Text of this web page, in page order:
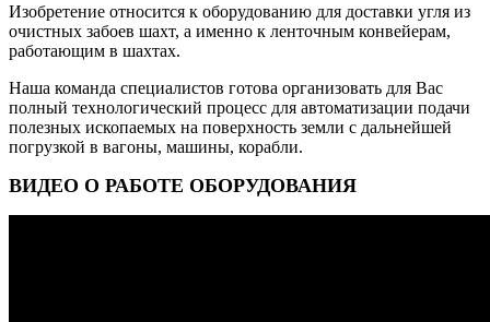
Изобретение относится к оборудованию для доставки угля из
очистных забоев шахт, а именно к ленточным конвейерам,
работающим в шахтах.
Наша команда специалистов готова организовать для Вас
полный технологический процесс для автоматизации подачи
полезных ископаемых на поверхность земли с дальнейшей
погрузкой в вагоны, машины, корабли.
ВИДЕО О РАБОТЕ ОБОРУДОВАНИЯ